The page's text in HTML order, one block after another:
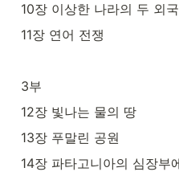
10장 이상한 나라의 두 외
11장 연어 전쟁
3부
12장 빛나는 물의 땅
13장 푸말린 공원
14장 파타고니아의 심장부